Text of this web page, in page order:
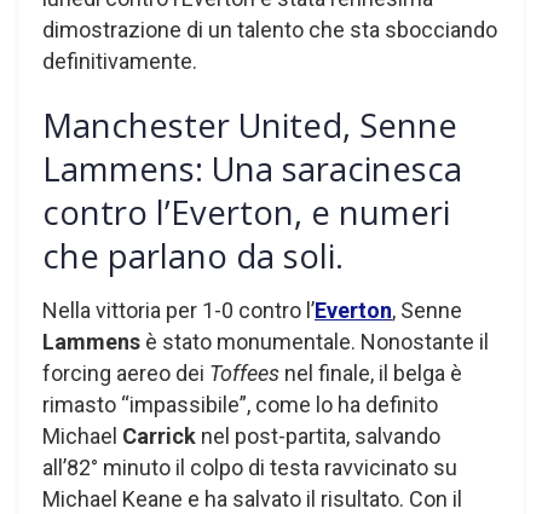
dimostrazione di un talento che sta sbocciando
definitivamente.
Manchester United, Senne
Lammens: Una saracinesca
contro l’Everton, e numeri
che parlano da soli.
Nella vittoria per 1-0 contro l’Everton, Senne
Lammens è stato monumentale. Nonostante il
forcing aereo dei Toffees nel finale, il belga è
rimasto “impassibile”, come lo ha definito
Michael Carrick nel post-partita, salvando
all’82° minuto il colpo di testa ravvicinato su
Michael Keane e ha salvato il risultato. Con il